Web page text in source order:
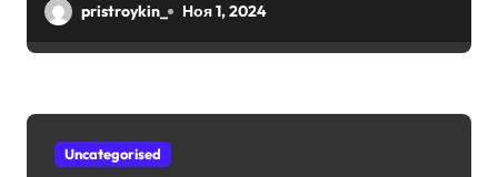
я
м
pristroykin_ Ноя 1, 2024
Uncategorised